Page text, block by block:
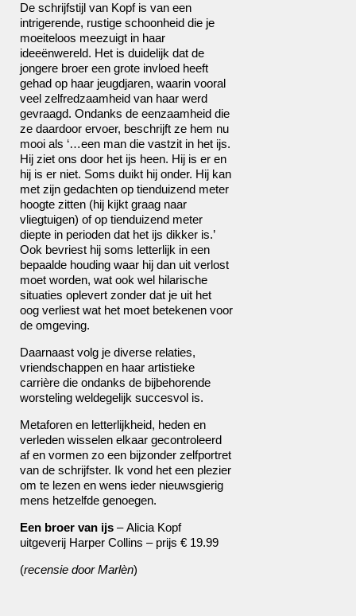
De schrijfstijl van Kopf is van een
intrigerende, rustige schoonheid die je
moeiteloos meezuigt in haar
ideeënwereld. Het is duidelijk dat de
jongere broer een grote invloed heeft
gehad op haar jeugdjaren, waarin vooral
veel zelfredzaamheid van haar werd
gevraagd. Ondanks de eenzaamheid die
ze daardoor ervoer, beschrijft ze hem nu
mooi als ‘…een man die vastzit in het ijs.
Hij ziet ons door het ijs heen. Hij is er en
hij is er niet. Soms duikt hij onder. Hij kan
met zijn gedachten op tienduizend meter
hoogte zitten (hij kijkt graag naar
vliegtuigen) of op tienduizend meter
diepte in perioden dat het ijs dikker is.’
Ook bevriest hij soms letterlijk in een
bepaalde houding waar hij dan uit verlost
moet worden, wat ook wel hilarische
situaties oplevert zonder dat je uit het
oog verliest wat het moet betekenen voor
de omgeving.
Daarnaast volg je diverse relaties,
vriendschappen en haar artistieke
carrière die ondanks de bijbehorende
worsteling weldegelijk succesvol is.
Metaforen en letterlijkheid, heden en
verleden wisselen elkaar gecontroleerd
af en vormen zo een bijzonder zelfportret
van de schrijfster. Ik vond het een plezier
om te lezen en wens ieder nieuwsgierig
mens hetzelfde genoegen.
Een broer van ijs – Alicia Kopf
uitgeverij Harper Collins – prijs € 19.99
(recensie door Marlèn)